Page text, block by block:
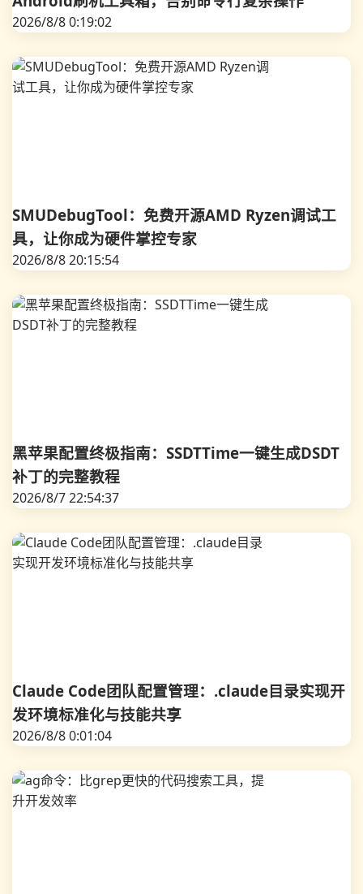
2026/8/8 0:19:02
SMUDebugTool：免费开源AMD Ryzen调试工
具，让你成为硬件掌控专家
2026/8/8 20:15:54
黑苹果配置终极指南：SSDTTime一键生成DSDT
补丁的完整教程
2026/8/7 22:54:37
Claude Code团队配置管理：.claude目录实现开
发环境标准化与技能共享
2026/8/8 0:01:04